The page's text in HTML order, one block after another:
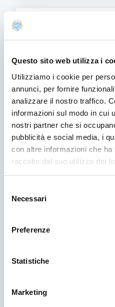
Questo sito web utilizza i
Utilizziamo i cookie per
annunci, per fornire
analizzare il nostro traffico.
informazioni sul modo in cui
nostri partner che si
pubblicità e social media, i
con altre informazioni che
raccolto dal suo utilizzo dei
delNecessari
Preferenze
Statistiche
Marketing
Unipr4Life: cultura,
SCOPRI DI PIÙ
Servizi per
opportunità
SCOPRI DI PIÙSERVIZI